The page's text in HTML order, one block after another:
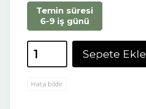
Temin süresi
6-9 iş günü
Sepete Ekle
Hata bildir